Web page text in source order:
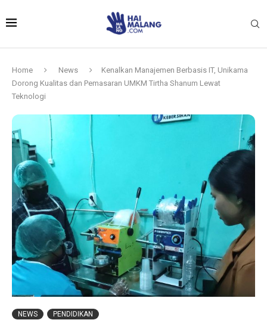
Home News
Kenalkan Manajemen Berbasis IT, Unikama
Dorong Kualitas dan Pemasaran UMKM Tirtha Shanum Lewat
Teknologi
NEWS PENDIDIKAN